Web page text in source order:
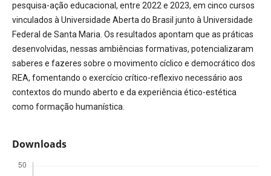
pesquisa-ação educacional, entre 2022 e 2023, em cinco cursos
vinculados à Universidade Aberta do Brasil junto à Universidade
Federal de Santa Maria. Os resultados apontam que as práticas
desenvolvidas, nessas ambiências formativas, potencializaram
saberes e fazeres sobre o movimento cíclico e democrático dos
REA, fomentando o exercício crítico-reflexivo necessário aos
contextos do mundo aberto e da experiência ético-estética
como formação humanística.
Downloads